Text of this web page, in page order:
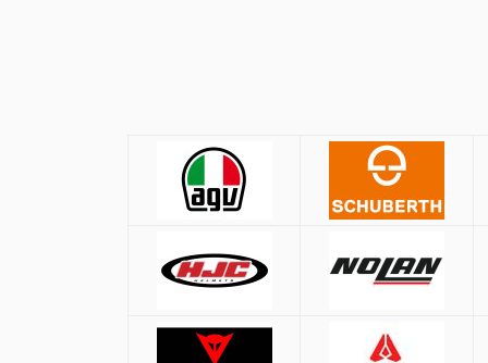
ΚΡΑΝΗ
Μέγεθος
Όλες οι αποστολές πραγματοποιούνται
Αθήνα:
2.90€
1.50€